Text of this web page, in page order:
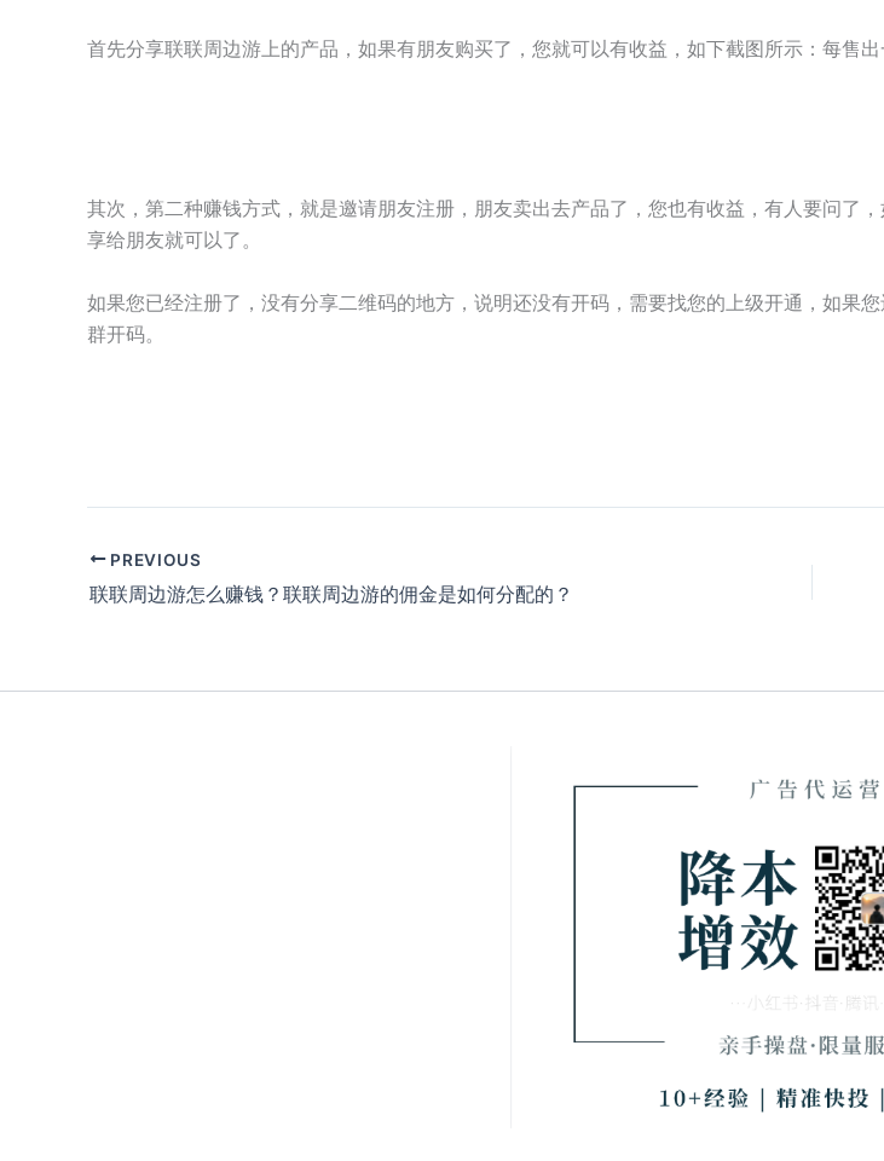
首先分享联联周边游上的产品，如果有朋友购买了，您就可以有收益，如下截图所示：每售
其次，第二种赚钱方式，就是邀请朋友注册，朋友卖出去产品了，您也有收益，有人要问了
享给朋友就可以了。
如果您已经注册了，没有分享二维码的地方，说明还没有开码，需要找您的上级开通，如果
群开码。
PREVIOUS
联联周边游怎么赚钱？联联周边游的佣金是如何分配的？